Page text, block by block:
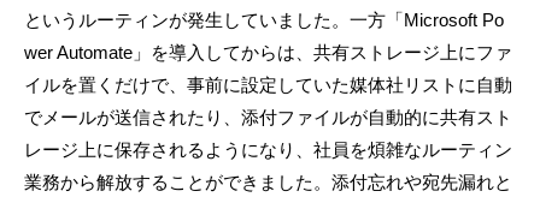
というルーティンが発生していました。一方「Microsoft Po
wer Automate」を導入してからは、共有ストレージ上にファ
イルを置くだけで、事前に設定していた媒体社リストに自動
でメールが送信されたり、添付ファイルが自動的に共有スト
レージ上に保存されるようになり、社員を煩雑なルーティン
業務から解放することができました。添付忘れや宛先漏れと